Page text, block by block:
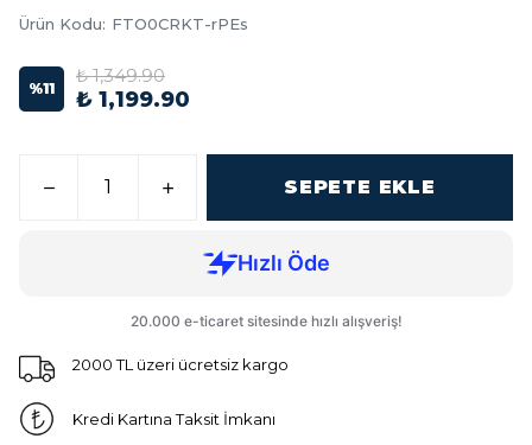
Ürün Kodu: FTO0CRKT-rPEs
%11
₺ 1,349.90
₺ 1,199.90
SEPETE EKLE
2000 TL üzeri ücretsiz kargo
Kredi Kartına Taksit İmkanı